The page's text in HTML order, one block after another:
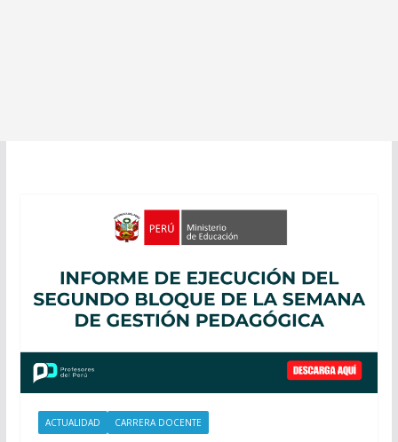
ACTUALIDAD CARRERA DOCENTE